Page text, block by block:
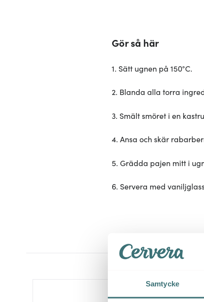
Samtycke
Gör så här
1. Sätt ugnen på 150°C.
2. Blanda alla torra
3. Smält smöret i en
4. Ansa och skär
5. Grädda pajen mitt i
6. Servera med